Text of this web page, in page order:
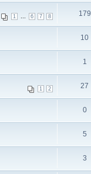
1 6 7 8 179
10
1
1 2 27
0
5
3